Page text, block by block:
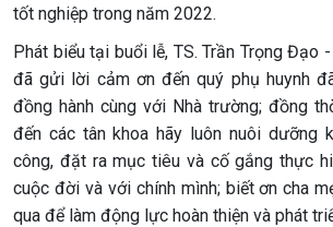
tốt nghiệp trong năm 2022.
Phát biểu tại buổi lễ, TS. Trần Trọng Đạo
đã gửi lời cảm ơn đến quý phụ huynh
đồng hành cùng với Nhà trường; đồng
đến các tân khoa hãy luôn nuôi dưỡng
công, đặt ra mục tiêu và cố gắng thực
cuộc đời và với chính mình; biết ơn cha
qua để làm động lực hoàn thiện và phát